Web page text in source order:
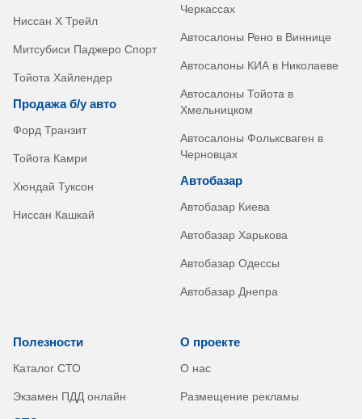
Ниссан Х Трейл
Митсубиси Паджеро Спорт
Тойота Хайлендер
Продажа б/у авто
Форд Транзит
Тойота Камри
Хюндай Туксон
Ниссан Кашкай
Черкассах
Автосалоны Рено в Виннице
Автосалоны КИА в Николаеве
Автосалоны Тойота в
Хмельницком
Автосалоны Фольксваген в
Черновцах
Автобазар
Автобазар Киева
Автобазар Харькова
Автобазар Одессы
Автобазар Днепра
Полезности
Каталог СТО
Экзамен ПДД онлайн
О проекте
О нас
Размещение рекламы